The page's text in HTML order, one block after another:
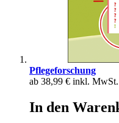
Pflegeforschung
ab 38,99 € inkl. MwSt.
In den